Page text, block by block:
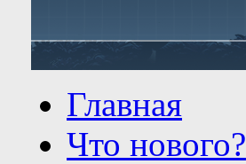
Главная
Что нового?